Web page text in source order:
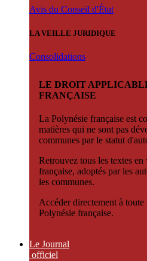
Avis du Conseil d'État
LA VEILLE JURIDIQUE
Consolidations
LE DROIT
FRANÇAISE
La Polynésie française est
matières qui ne sont pas
communes par le statut
Retrouvez tous les textes
française, adoptés par les
les communes.
Accéder directement à
Polynésie française.
Le Journal
officiel